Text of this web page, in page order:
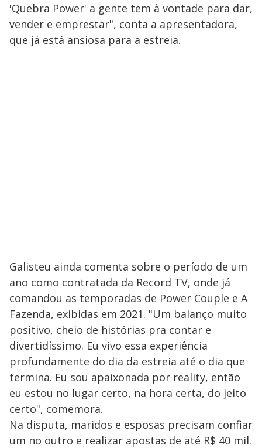
'Quebra Power' a gente tem à vontade para dar,
vender e emprestar", conta a apresentadora,
que já está ansiosa para a estreia.
Galisteu ainda comenta sobre o período de um
ano como contratada da Record TV, onde já
comandou as temporadas de Power Couple e A
Fazenda, exibidas em 2021. "Um balanço muito
positivo, cheio de histórias pra contar e
divertidíssimo. Eu vivo essa experiência
profundamente do dia da estreia até o dia que
termina. Eu sou apaixonada por reality, então
eu estou no lugar certo, na hora certa, do jeito
certo", comemora.
Na disputa, maridos e esposas precisam confiar
um no outro e realizar apostas de até R$ 40 mil.